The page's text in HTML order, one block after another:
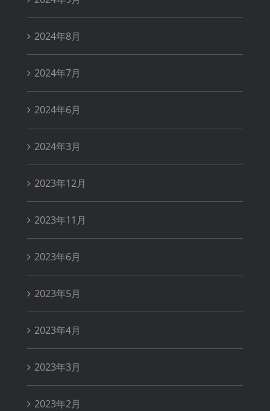
2024年8月
2024年7月
2024年6月
2024年3月
2023年12月
2023年11月
2023年6月
2023年5月
2023年4月
2023年3月
2023年2月